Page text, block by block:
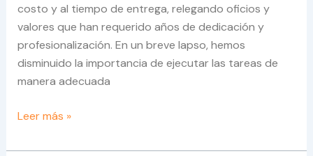
costo y al tiempo de entrega, relegando oficios y
valores que han requerido años de dedicación y
profesionalización. En un breve lapso, hemos
disminuido la importancia de ejecutar las tareas de
manera adecuada
Leer más »